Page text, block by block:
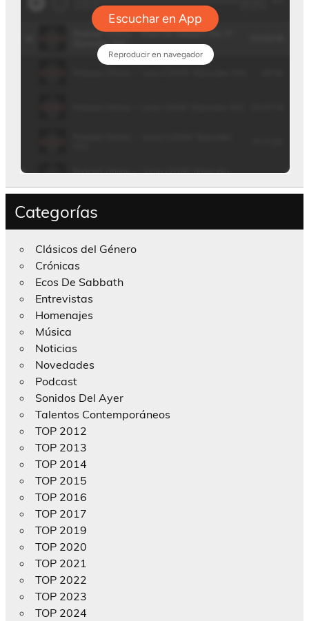
Categorías
Clásicos del Género
Crónicas
Ecos De Sabbath
Entrevistas
Homenajes
Música
Noticias
Novedades
Podcast
Sonidos Del Ayer
Talentos Contemporáneos
TOP 2012
TOP 2013
TOP 2014
TOP 2015
TOP 2016
TOP 2017
TOP 2019
TOP 2020
TOP 2021
TOP 2022
TOP 2023
TOP 2024